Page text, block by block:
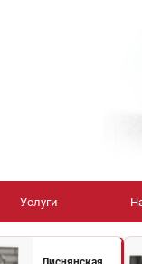
Услуги